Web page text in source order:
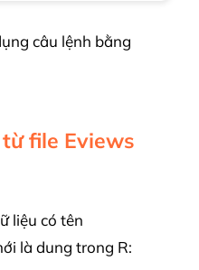
câu lệnh bằng
file Eviews
liệu có tên
là dung trong R: